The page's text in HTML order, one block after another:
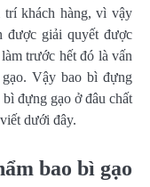
trí khách hàng, vì vậy
được giải quyết được
trước hết đó là vấn
Vậy bao bì đựng
đựng gạo ở đâu chất
dưới đây.
bao bì gạo